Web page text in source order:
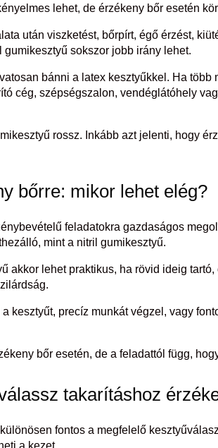
lehet, de érzékeny bőr esetén
után viszketést, bőrpírt, égő érzést,
sokszor jobb irány lehet.
bánni a latex kesztyűkkel. Ha
cég, szépségszalon, vendéglátóhely
rossz. Inkább azt jelenti, hogy
bőrre: mikor lehet elég?
feladatokra gazdaságos
mint a nitril gumikesztyű.
akkor lehet praktikus, ha rövid ideig
kesztyűt, precíz munkát végzel, vagy
bőr esetén, de a feladattól függ,
takarításhoz
fontos a megfelelő
a kezet.